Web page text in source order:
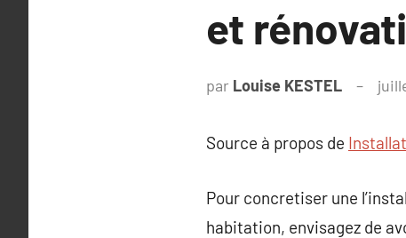
et
par Louise KESTEL
Source à propos de
Pour concretiser une
habitation, envisagez de